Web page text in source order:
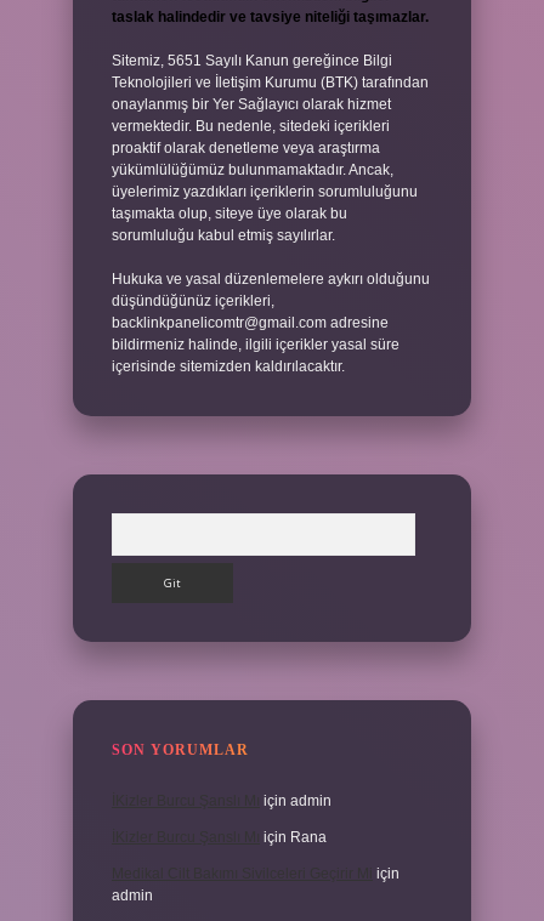
taslak halindedir ve tavsiye niteliği taşımazlar.
Sitemiz, 5651 Sayılı Kanun gereğince Bilgi
Teknolojileri ve İletişim Kurumu (BTK) tarafından
onaylanmış bir Yer Sağlayıcı olarak hizmet
vermektedir. Bu nedenle, sitedeki içerikleri
proaktif olarak denetleme veya araştırma
yükümlülüğümüz bulunmamaktadır. Ancak,
üyelerimiz yazdıkları içeriklerin sorumluluğunu
taşımakta olup, siteye üye olarak bu
sorumluluğu kabul etmiş sayılırlar.
Hukuka ve yasal düzenlemelere aykırı olduğunu
düşündüğünüz içerikleri,
backlinkpanelicomtr@gmail.com adresine
bildirmeniz halinde, ilgili içerikler yasal süre
içerisinde sitemizden kaldırılacaktır.
SON YORUMLAR
için admin
için Rana
için
admin